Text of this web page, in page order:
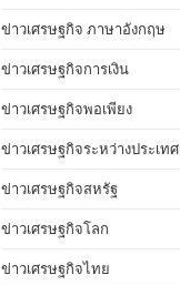
ข่าวเศรษฐกิจ ภาษาอังกฤษ
ข่าวเศรษฐกิจการเงิน
ข่าวเศรษฐกิจพอเพียง
ข่าวเศรษฐกิจระหว่างประเทศ
ข่าวเศรษฐกิจสหรัฐ
ข่าวเศรษฐกิจโลก
ข่าวเศรษฐกิจไทย